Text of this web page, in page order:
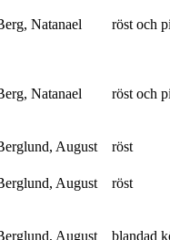
Natanael röst och
Natanael röst och
August röst
August röst
August blandad